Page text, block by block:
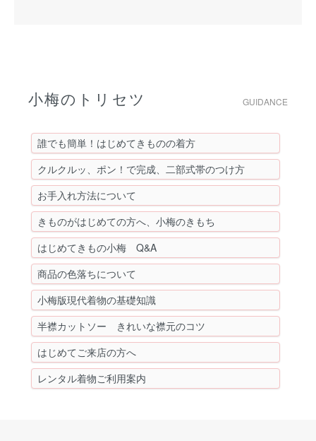
小梅のトリセツ GUIDANCE
誰でも簡単！はじめてきものの着方
クルクルッ、ポン！で完成、二部式帯のつけ方
お手入れ方法について
きものがはじめての方へ、小梅のきもち
はじめてきもの小梅 Q&A
商品の色落ちについて
小梅版現代着物の基礎知識
半襟カットソー きれいな襟元のコツ
はじめてご来店の方へ
レンタル着物ご利用案内